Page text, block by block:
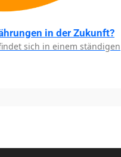
in der Zukunft?
sich in einem ständigen